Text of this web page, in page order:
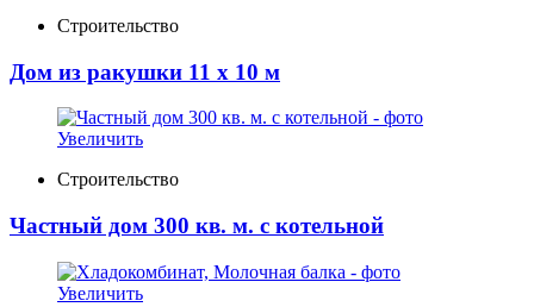
Строительство
Дом из ракушки 11 х 10 м
Увеличить
Строительство
Частный дом 300 кв. м. с котельной
Увеличить